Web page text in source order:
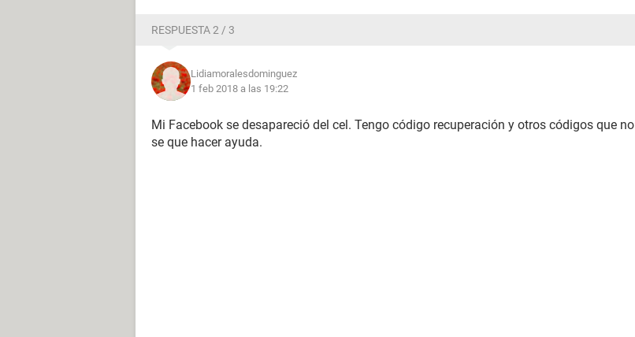
RESPUESTA 2 / 3
Lidiamoralesdominguez
1 feb 2018 a las 19:22
Mi Facebook se desapareció del cel. Tengo código recuperación y otros códigos que no
se que hacer ayuda.